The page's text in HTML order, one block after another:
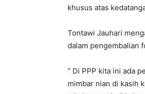
khusus atas
Tontawi Jauhari
dalam pengembalian
” Di PPP kita ini ada
mimbar nian di kasih